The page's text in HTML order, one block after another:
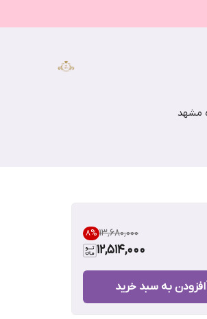
مشهد
۱۳٬۶۸۰٬۰۰۰ 8%
12,514,000
افزودن به سبد خرید